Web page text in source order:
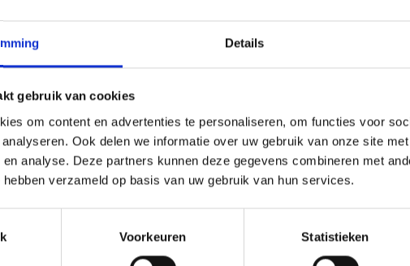
Details
gebruik van cookies
om content en advertenties te personaliseren, om functies voor
Ook delen we informatie over uw gebruik van onze site
analyse. Deze partners kunnen deze gegevens combineren met
verzameld op basis van uw gebruik van hun services.
Voorkeuren Statistieken
(0)
voor ieder (sport)toernooi of businessevenement. We kunnen het
een aluminium plaatje.